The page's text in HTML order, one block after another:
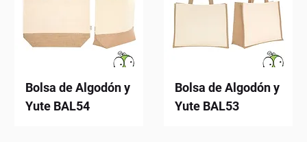
Bolsa de Algodón y
Yute BAL54
Bolsa de Algodón y
Yute BAL53